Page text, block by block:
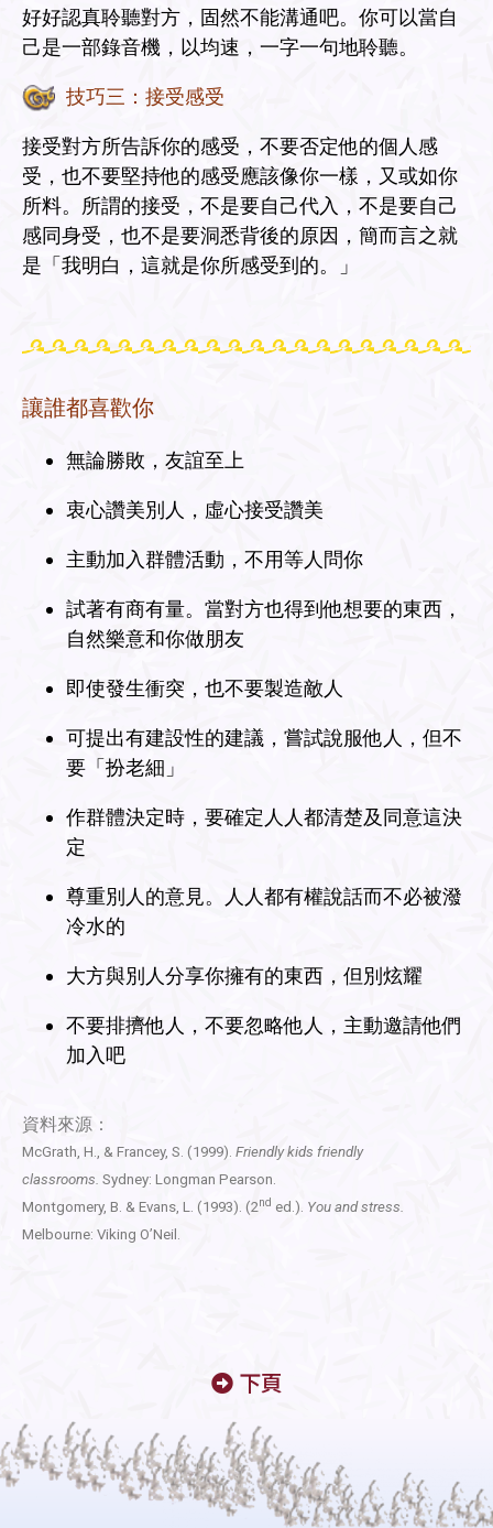
好好認真聆聽對方，固然不能溝通吧。你可以當自
己是一部錄音機，以均速，一字一句地聆聽。
技巧三：接受感受
接受對方所告訴你的感受，不要否定他的個人感
受，也不要堅持他的感受應該像你一樣，又或如你
所料。所謂的接受，不是要自己代入，不是要自己
感同身受，也不是要洞悉背後的原因，簡而言之就
是「我明白，這就是你所感受到的。」
讓誰都喜歡你
無論勝敗，友誼至上
衷心讚美別人，虛心接受讚美
主動加入群體活動，不用等人問你
試著有商有量。當對方也得到他想要的東西，
自然樂意和你做朋友
即使發生衝突，也不要製造敵人
可提出有建設性的建議，嘗試說服他人，但不
要「扮老細」
作群體決定時，要確定人人都清楚及同意這決
定
尊重別人的意見。人人都有權說話而不必被潑
冷水的
大方與別人分享你擁有的東西，但別炫耀
不要排擠他人，不要忽略他人，主動邀請他們
加入吧
資料來源：
McGrath, H., & Francey, S. (1999). Friendly kids friendly
classrooms. Sydney: Longman Pearson.
Montgomery, B. & Evans, L. (1993). (2nd ed.). You and stress.
Melbourne: Viking O’Neil.
下頁